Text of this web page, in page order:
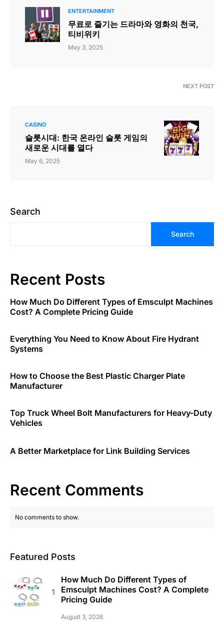
ENTERTAINMENT
무료로 즐기는 드라마와 영화의 천국,
티비위키
May 3, 2025
NEXT POST
CASINO
슬롯시대: 한국 온라인 슬롯 게임의
새로운 시대를 열다
May 6, 2025
Search
Search
Recent Posts
How Much Do Different Types of Emsculpt Machines
Cost? A Complete Pricing Guide
Everything You Need to Know About Fire Hydrant
Systems
How to Choose the Best Plastic Charger Plate
Manufacturer
Top Truck Wheel Bolt Manufacturers for Heavy-Duty
Vehicles
A Better Marketplace for Link Building Services
Recent Comments
No comments to show.
Featured Posts
How Much Do Different Types of
Emsculpt Machines Cost? A Complete
Pricing Guide
August 3, 2026